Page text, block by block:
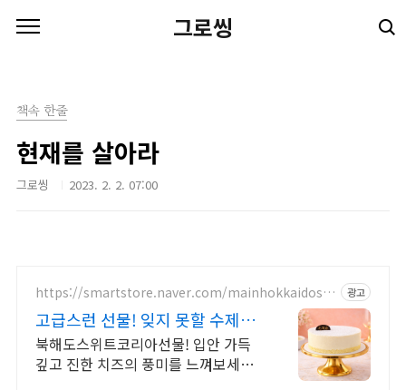
그로씽
책속 한줄
현재를 살아라
그로씽 2023. 2. 2. 07:00
https://smartstore.naver.com/mainhokkaidosw
광고
고급스런 선물! 잊지 못할 수제케
이크 선물
북해도스위트코리아선물! 입안 가득
깊고 진한 치즈의 풍미를 느껴보세요!